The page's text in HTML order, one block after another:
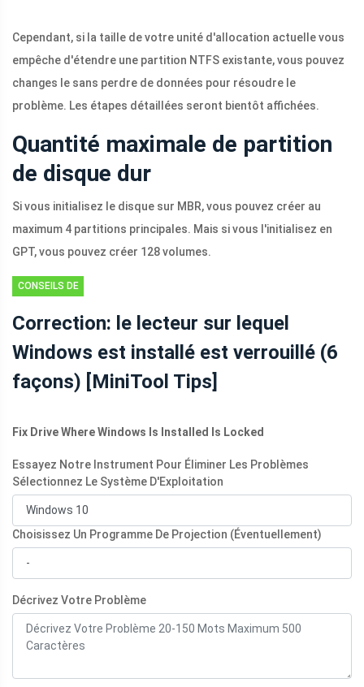
Cependant, si la taille de votre unité d'allocation actuelle vous
empêche d'étendre une partition NTFS existante, vous pouvez
changes le sans perdre de données pour résoudre le
problème. Les étapes détaillées seront bientôt affichées.
Quantité maximale de partition
de disque dur
Si vous initialisez le disque sur MBR, vous pouvez créer au
maximum 4 partitions principales. Mais si vous l'initialisez en
GPT, vous pouvez créer 128 volumes.
CONSEILS DE
DISQUE
Correction: le lecteur sur lequel
Windows est installé est verrouillé (6
façons) [MiniTool Tips]
Fix Drive Where Windows Is Installed Is Locked
Essayez Notre Instrument Pour Éliminer Les Problèmes
Sélectionnez Le Système D'Exploitation
Choisissez Un Programme De Projection (Éventuellement)
Décrivez Votre Problème